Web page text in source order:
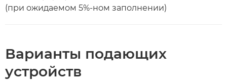
(при ожидаемом 5%-ном заполнении)
Варианты подающих
устройств